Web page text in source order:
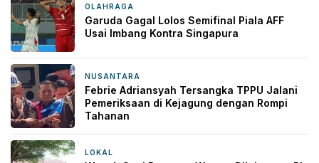
OLAHRAGA
Garuda Gagal Lolos Semifinal Piala AFF
Usai Imbang Kontra Singapura
NUSANTARA
Febrie Adriansyah Tersangka TPPU Jalani
Pemeriksaan di Kejagung dengan Rompi
Tahanan
LOKAL